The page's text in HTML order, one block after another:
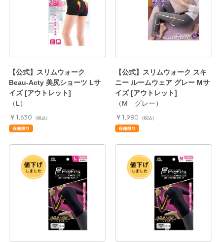
【公式】スリムウォーク
Beau-Acty 美尻ショーツ Lサ
イズ [アウトレット]
（L）
￥1,630 (税込)
【公式】スリムウォーク スキ
ニー ルームウェア グレー Mサ
イズ [アウトレット]
（M グレー）
￥1,980 (税込)